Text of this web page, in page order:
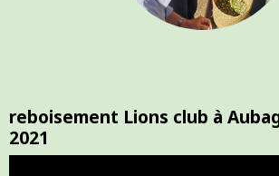
reboisement Lions club à
2021